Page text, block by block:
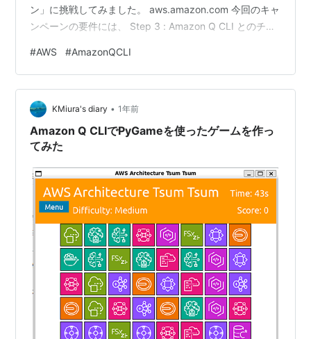
ン」に挑戦してみました。 aws.amazon.com 今回のキャ
ンペーンの要件には、 Step 3 : Amazon Q CLI とのチャ
でゲームを作成しましょう。 とあったため、コードを直
接書かずにAmazon QとのVibeCoding を実践してきまし
た。 キャンペーンの題材となっているのは、作ったこと
のない「ゲーム」の分野です。 私たちが未開拓の分野に
どのように立ち向かった…
#AWS #AmazonQCLI
KMiura's diary • 1年前
Amazon Q CLIでPyGameを使ったゲームを作っ
てみた